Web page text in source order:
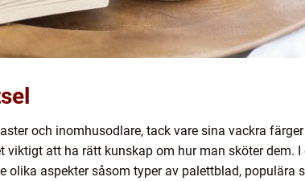
och inomhusodlare, tack vare sina vackra
att ha rätt kunskap om hur man sköter dem.
aspekter såsom typer av palettblad, populära